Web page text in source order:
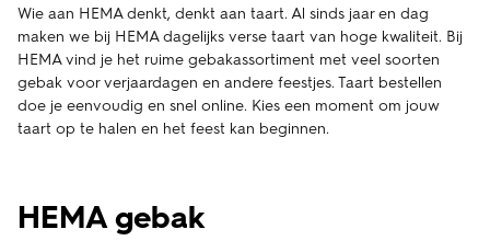
Wie aan HEMA denkt, denkt aan taart. Al sinds jaar en dag
maken we bij HEMA dagelijks verse taart van hoge kwaliteit. Bij
HEMA vind je het ruime gebakassortiment met veel soorten
gebak voor verjaardagen en andere feestjes. Taart bestellen
doe je eenvoudig en snel online. Kies een moment om jouw
taart op te halen en het feest kan beginnen.
HEMA gebak